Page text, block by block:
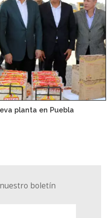
planta en Puebla
boletín